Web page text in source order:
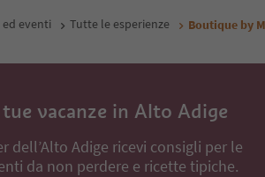
ed eventi Tutte le esperienze Boutique by
tue vacanze in Alto Adige
dell’Alto Adige ricevi consigli per le
da non perdere e ricette tipiche.